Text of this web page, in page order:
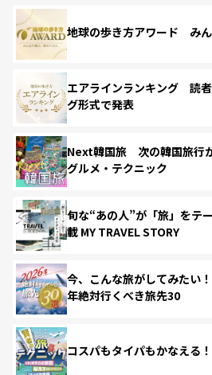
地球の歩き方アワード みん
エアラインランキング 読
グ形式で発表
Next韓国旅 次の韓国旅行
グルメ・テクニック
旬な“あの人”が「旅」をテ
載 MY TRAVEL STORY
今、こんな旅がしてみたい
年絶対行くべき旅先30
コスパもタイパもかなえる